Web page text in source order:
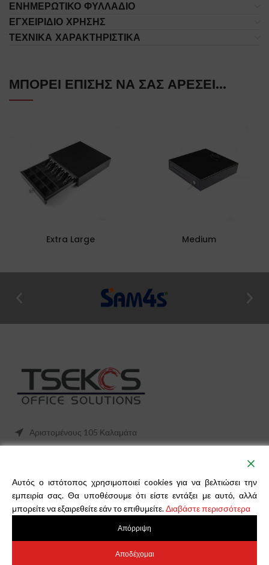
ΕΝΗΜΕΡΩΤΙΚΌ ΦΥΛΛΆΔΙΟ
ΕΓΧΕΙΡΊΔΙΟ ΧΡΉΣΗΣ
ΤΕΧΝΙΚΆ ΧΑΡΑΚΤΗΡΙΣΤΙΚΆ
ΜΠΟΡΕΊ ΕΠΊΣΗΣ ΝΑ ΣΑΣ ΑΡΈΣΕΙ…
Extra Large Medium
Αριστομένους 105 Καλαμάτα
Ωράριο Λειτουργίας
Δευτέρα - Παρασκευή : 09:00-14:00
Τρίτη - Πέμπτη - Παρασκευή : 18:00-20:30
Αυτός ο ιστότοπος χρησιμοποιεί cookies για να βελτιώσει την
εμπειρία σας. Θα υποθέσουμε ότι είστε εντάξει με αυτό, αλλά
μπορείτε να εξαιρεθείτε εάν το επιθυμείτε.Διαβάστε περισσότερα
Απόρριψη
Αποδέχομαι